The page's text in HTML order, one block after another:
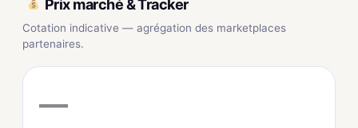
Prix marché & Tracker
Cotation indicative — agrégation des marketplaces
partenaires.
—